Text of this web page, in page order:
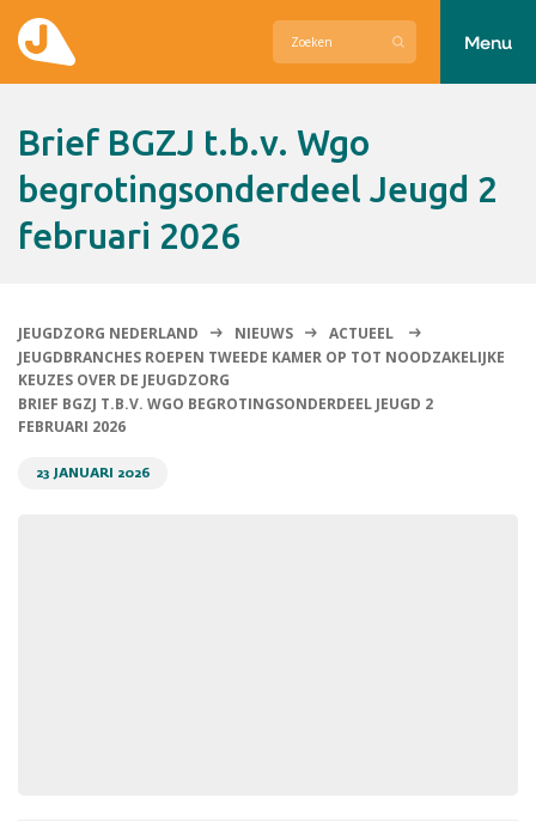
Over Jeugdzorg Nederland
Menu
Brief BGZJ t.b.v. Wgo
begrotingsonderdeel Jeugd 2
februari 2026
JEUGDZORG NEDERLAND NIEUWS
ACTUEEL
JEUGDBRANCHES ROEPEN TWEEDE KAMER OP TOT NOODZAKELIJKE
KEUZES OVER DE JEUGDZORG
BRIEF BGZJ T.B.V. WGO BEGROTINGSONDERDEEL JEUGD 2
FEBRUARI 2026
23 JANUARI 2026